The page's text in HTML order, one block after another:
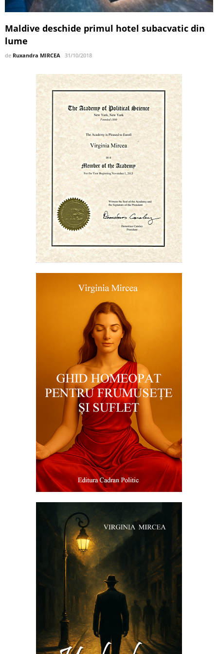
Maldive deschide primul hotel subacvatic din
lume
de Ruxandra MIRCEA 31/10/2018